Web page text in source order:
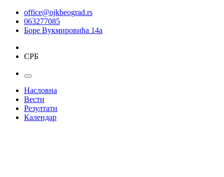
office@ojkbeograd.rs
063277085
Боре Вукмировића 14а
СРБ
Насловна
Вести
Резултати
Календар